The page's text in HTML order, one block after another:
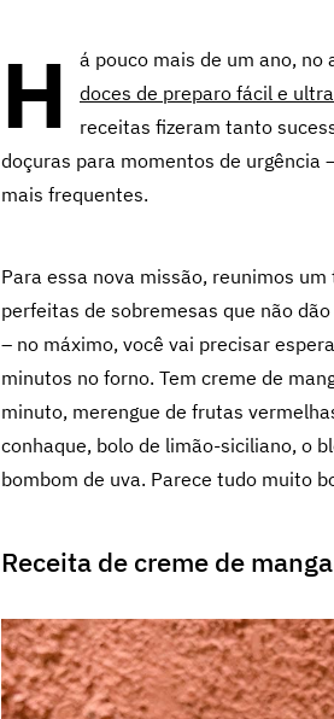
H á pouco mais de um ano, no
doces de preparo fácil e
receitas fizeram tanto
doçuras para momentos de urgência
mais frequentes.
Para essa nova missão, reunimos
perfeitas de sobremesas que não
– no máximo, você vai precisar
minutos no forno. Tem creme de
minuto, merengue de frutas
conhaque, bolo de limão-siciliano, o
bombom de uva. Parece tudo muito
Receita de creme de manga